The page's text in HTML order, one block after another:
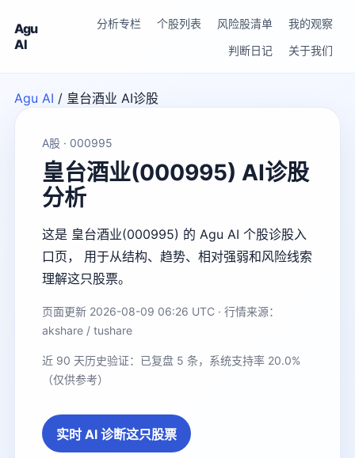
Agu
AI
分析专栏 个股列表 风险股清单
我的观察
判断日记
关于我们
Agu AI / 皇台酒业 AI诊股
A股 · 000995
皇台酒业(000995) AI诊股
分析
这是 皇台酒业(000995) 的 Agu AI 个股诊股入
口页， 用于从结构、趋势、相对强弱和风险线索
理解这只股票。
页面更新 2026-08-09 06:26 UTC · 行情来源：
akshare / tushare
近 90 天历史验证：已复盘 5 条，系统支持率 20.0%
（仅供参考）
实时 AI 诊断这只股票